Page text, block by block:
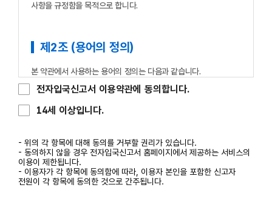
사항을 규정함을 목적으로 합니다.
제2조 (용어의 정의)
본 약관에서 사용하는 용어의 정의는 다음과 같습니다.
1. “전자입국신고서”라 함은 대한민국 입국 시 기존의 종이입국신
고서 대신 온라인 방식을 통해 제출하는 입국신고서를 말합니다.
트가 제공하는 서비스를 받는 자를 말합니다.
3. “신고”라 함은 당 사이트가 제공하는 전자신고서양식에 해당정
보를 입력하고, 본 약관에 동의하여 신고서를 제출하는 행위를
전자입국신고서 이용약관에 동의합니다.
14세 이상입니다.
- 위의 각 항목에 대해 동의를 거부할 권리가 있습니다.
- 동의하지 않을 경우 전자입국신고서 홈페이지에서 제공하는 서비스의
이용이 제한됩니다.
- 이용자가 각 항목에 동의함에 따라, 이용자 본인을 포함한 신고자
전원이 각 항목에 동의한 것으로 간주됩니다.